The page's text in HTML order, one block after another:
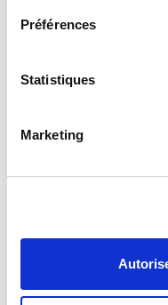
Préférences
Statistiques
Marketing